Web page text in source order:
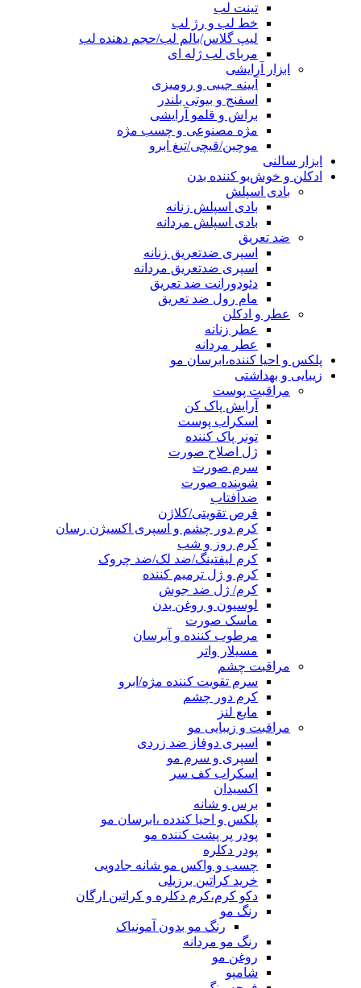
تینت لب
خط لب و رژ لب
لیپ گلاس/بالم لب/حجم دهنده لب
مربای لب ژله ای
ابزار آرایشی
آیینه جیبی و رومیزی
اسفنج و بیوتی بلندر
براش و قلمو آرایشی
مژه مصنوعی و چسب مژه
موچین/قیچی/تیغ ابرو
ابزار سالنی
ادکلن و خوش‌بو کننده بدن
بادی اسپلش
بادی اسپلش زنانه
بادی اسپلش مردانه
ضد تعریق
اسپری ضدتعریق زنانه
اسپری ضدتعریق مردانه
دئودورانت ضد تعریق
مام رول ضد تعریق
عطر و ادکلن
عطر زنانه
عطر مردانه
پلکس و احیا کننده،ابرسان مو
زیبایی و بهداشتی
مراقبت پوست
آرایش پاک کن
اسکراب پوست
تونر پاک کننده
ژل اصلاح صورت
سرم صورت
شوینده صورت
ضدآفتاب
قرص تقویتی/کلاژن
کرم دور چشم و اسپری اکسیژن رسان
کرم روز و شب
کرم لیفتینگ/ضد لک/ضد چروک
کرم و ژل ترمیم کننده
کرم/ ژل ضد جوش
لوسیون و روغن بدن
ماسک صورت
مرطوب کننده و آبرسان
مسیلار واتر
مراقبت چشم
سرم تقویت کننده مژه/ابرو
کرم دور چشم
مایع لنز
مراقبت و زیبایی مو
اسپری دوفاز ضد زردی
اسپری و سرم مو
اسکراب کف سر
اکسیدان
برس و شانه
پلکس و احیا کندده ،ابرسان مو
پودر پر پشت کننده مو
پودر دکلره
چسب و واکس مو شانه جادویی
خرید کراتین برزیلی
دکو کرم،کرم دکلره و کراتین ارگان
رنگ مو
رنگ مو بدون آمونیاک
رنگ مو مردانه
روغن مو
شامپو